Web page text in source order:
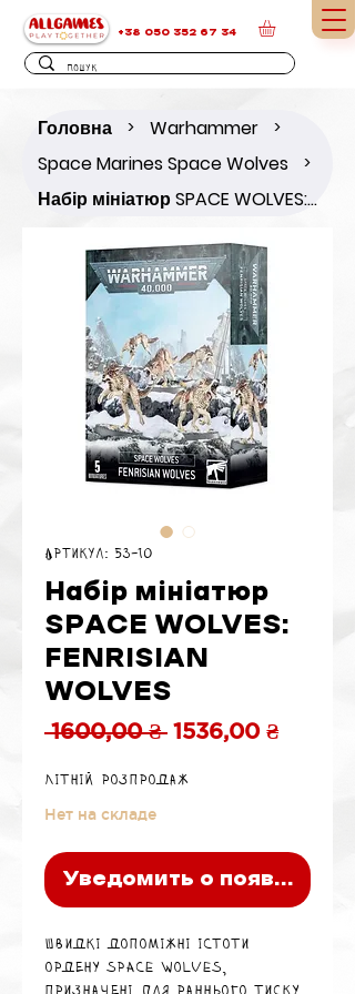
+38 050 352 67 34
Головна > Warhammer >
Space Marines Space Wolves >
Набір мініатюр SPACE WOLVES: FENRISIAN WOLVES
Артикул: 53-10
Набір мініатюр
SPACE WOLVES:
FENRISIAN
WOLVES
1600,00 ₴ Обычная
1536,00 ₴
Літній розпродаж
Нет на складе
Уведомить о появлении
Швидкі допоміжні істоти
ордену Space Wolves,